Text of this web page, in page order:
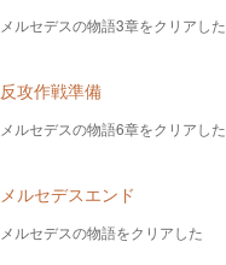
メルセデスの物語3章をクリアした
反攻作戦準備
メルセデスの物語6章をクリアした
メルセデスエンド
メルセデスの物語をクリアした